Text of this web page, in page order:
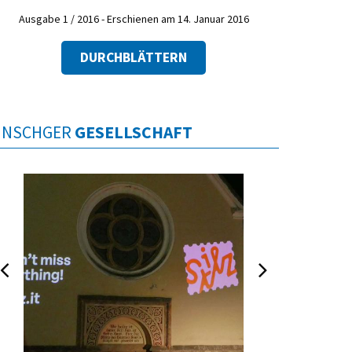
Ausgabe 1 / 2016 - Erschienen am 14. Januar 2016
DURCHBLÄTTERN
GESELLSCHAFT